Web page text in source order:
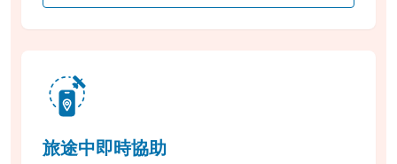
旅途中即時協助